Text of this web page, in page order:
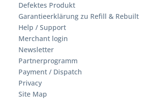
Defektes Produkt
Garantieerklärung zu Refill & Rebuilt
Help / Support
Merchant login
Newsletter
Partnerprogramm
Payment / Dispatch
Privacy
Site Map